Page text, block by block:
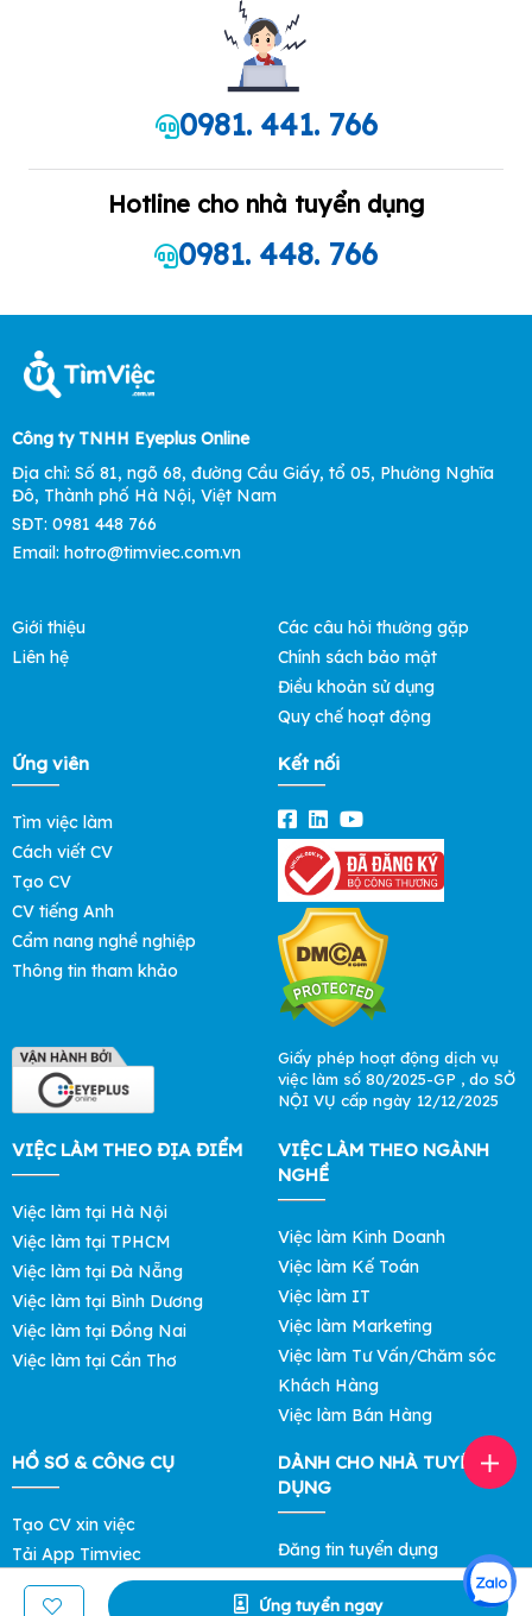
Ứng tuyển ngay
0981. 441. 766
Hotline cho nhà tuyển dụng
0981. 448. 766
Công ty TNHH Eyeplus Online
Địa chỉ: Số 81, ngõ 68, đường Cầu Giấy, tổ 05, Phường Nghĩa
Đô, Thành phố Hà Nội, Việt Nam
SĐT: 0981 448 766
Email: hotro@timviec.com.vn
Giới thiệu
Liên hệ
Các câu hỏi thường gặp
Chính sách bảo mật
Điều khoản sử dụng
Quy chế hoạt động
Ứng viên
Tìm việc làm
Cách viết CV
Tạo CV
CV tiếng Anh
Cẩm nang nghề nghiệp
Thông tin tham khảo
Kết nối
Giấy phép hoạt động dịch vụ
việc làm số 80/2025-GP , do SỞ
NỘI VỤ cấp ngày 12/12/2025
VIỆC LÀM THEO ĐỊA ĐIỂM
Việc làm tại Hà Nội
Việc làm tại TPHCM
Việc làm tại Đà Nẵng
Việc làm tại Bình Dương
Việc làm tại Đồng Nai
Việc làm tại Cần Thơ
VIỆC LÀM THEO NGÀNH
NGHỀ
Việc làm Kinh Doanh
Việc làm Kế Toán
Việc làm IT
Việc làm Marketing
Việc làm Tư Vấn/Chăm sóc
Khách Hàng
Việc làm Bán Hàng
HỒ SƠ & CÔNG CỤ
Tạo CV xin việc
Tải App Timviec
Khám phá Mức Lương
DÀNH CHO NHÀ TUYỂN
DỤNG
Đăng tin tuyển dụng
Tìm ứng viên
Bảng giá Lọc Hồ Sơ